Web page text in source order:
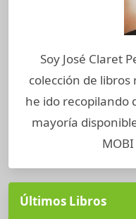
Soy José Claret
colección de
he ido recopilando
mayoría
Últimos Libros